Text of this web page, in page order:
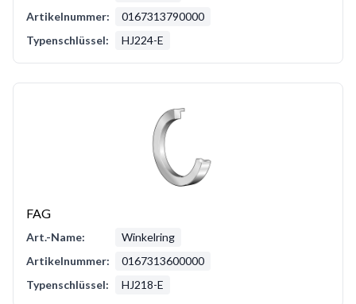
Artikelnummer:
0167313790000
Typenschlüssel:
HJ224-E
FAG
Art.-Name:
Winkelring
Artikelnummer:
0167313600000
Typenschlüssel:
HJ218-E